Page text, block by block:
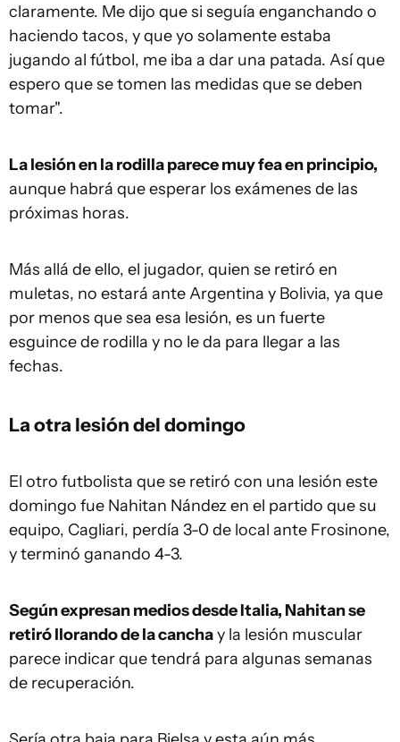
claramente. Me dijo que si seguía enganchando o
haciendo tacos, y que yo solamente estaba
jugando al fútbol, me iba a dar una patada. Así que
espero que se tomen las medidas que se deben
tomar".
La lesión en la rodilla parece muy fea en principio,
aunque habrá que esperar los exámenes de las
próximas horas.
Más allá de ello, el jugador, quien se retiró en
muletas, no estará ante Argentina y Bolivia, ya que
por menos que sea esa lesión, es un fuerte
esguince de rodilla y no le da para llegar a las
fechas.
La otra lesión del domingo
El otro futbolista que se retiró con una lesión este
domingo fue Nahitan Nández en el partido que su
equipo, Cagliari, perdía 3-0 de local ante Frosinone,
y terminó ganando 4-3.
Según expresan medios desde Italia, Nahitan se
retiró llorando de la canchay la lesión muscular
parece indicar que tendrá para algunas semanas
de recuperación.